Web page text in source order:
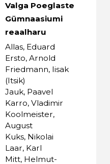
Valga Poeglaste
Gümnaasiumi
reaalharu
Allas, Eduard
Ersto, Arnold
Friedmann, Iisak
(Itsik)
Jauk, Paavel
Karro, Vladimir
Koolmeister,
August
Kuks, Nikolai
Laar, Karl
Mitt, Helmut-